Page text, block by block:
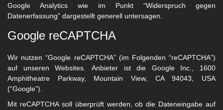
Google Analytics wie im Punkt “Widerspruch gegen
Datenerfassung” dargestellt generell untersagen.
Google reCAPTCHA
Wir nutzen “Google reCAPTCHA” (im Folgenden “reCAPTCHA”)
auf unseren Websites.
Anbieter ist die Google Inc., 1600
Amphitheatre Parkway, Mountain View, CA 94043, USA
(“Google”).
Mit reCAPTCHA soll überprüft werden, ob die Dateneingabe auf